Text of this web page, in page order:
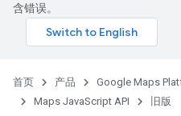
含错误。
首页 产品 Google Maps
Maps JavaScript API
旧版